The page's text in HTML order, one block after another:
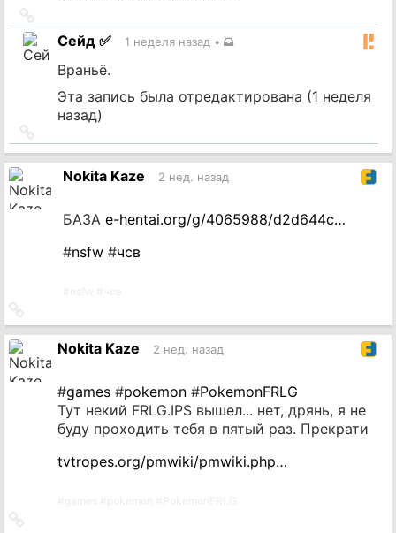
на
источник
Сейд ✅ 1 неделя назад •
Враньё.
Эта запись была отредактирована (1 неделя
назад)
на
источник
Nokita Kaze 2 нед. назад
БАЗА e-hentai.org/g/4065988/d2d644c…
#nsfw #чсв
на
источникNokita Kaze 2 нед. назад
#games #pokemon #PokemonFRLG
Тут некий FRLG.IPS вышел... нет, дрянь, я не
буду проходить тебя в пятый раз. Прекрати
tvtropes.org/pmwiki/pmwiki.php…